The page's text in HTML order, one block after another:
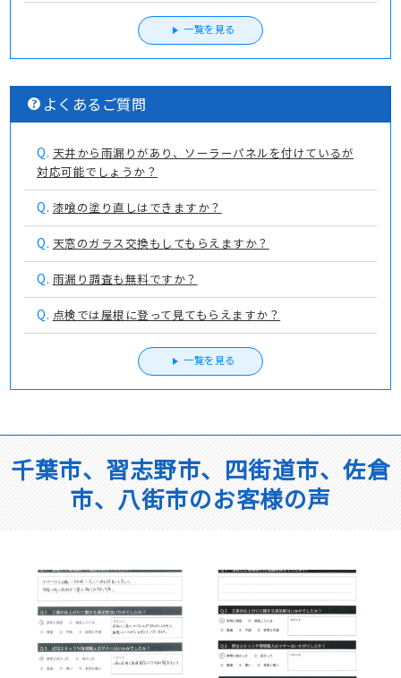
一覧を見る
よくあるご質問
Q. 天井から雨漏りがあり、ソーラーパネルを付けているが
対応可能でしょうか？
Q. 漆喰の塗り直しはできますか？
Q. 天窓のガラス交換もしてもらえますか？
Q. 雨漏り調査も無料ですか？
Q. 点検では屋根に登って見てもらえますか？
一覧を見る
千葉市、習志野市、四街道市、佐倉
市、八街市のお客様の声